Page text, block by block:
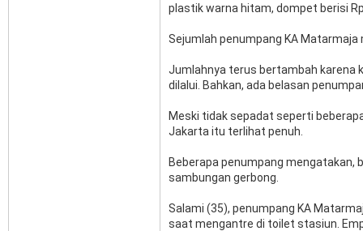
plastik warna hitam, dompet berisi
Sejumlah penumpang KA
Jumlahnya terus bertambah karena
dilalui. Bahkan, ada belasan
Meski tidak sepadat seperti
Jakarta itu terlihat penuh.
Beberapa penumpang mengatakan,
sambungan gerbong.
Salami (35), penumpang KA
saat mengantre di toilet stasiun.